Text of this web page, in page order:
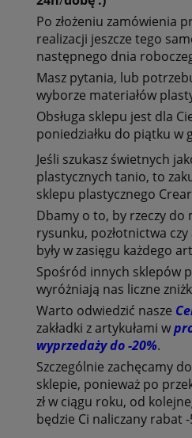
Po złożeniu zamówienia
realizacji jeszcze tego
następnego dnia
Masz pytania, lub
wyborze materiałów
Obsługa sklepu jest dla
poniedziałku do piątku w
Jeśli szukasz świetnych
plastycznych tanio, to
sklepu plastycznego
Dbamy o to, by rzeczy do
rysunku, pozłotnictwa
były w zasięgu każdego
Spośród innych sklepów
wyróżniają nas liczne
Warto odwiedzić nasze
zakładki z artykułami w
wyprzedaży do -20%.
Szczególnie zachęcamy do
sklepie, ponieważ po
zł w ciągu roku, od
będzie Ci naliczany rabat -